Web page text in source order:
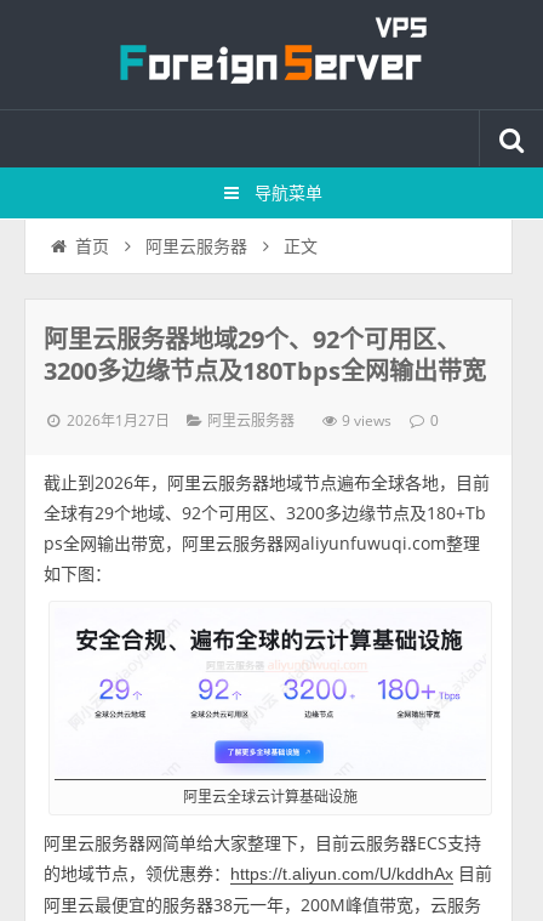
导航菜单
首页 阿里云服务器 正文
阿里云服务器地域29个、92个可用区、
3200多边缘节点及180Tbps全网输出带宽
2026年1月27日 阿里云服务器 9 views 0
截止到2026年，阿里云服务器地域节点遍布全球各地，目前
全球有29个地域、92个可用区、3200多边缘节点及180+Tb
ps全网输出带宽，阿里云服务器网aliyunfuwuqi.com整理
如下图：
阿里云全球云计算基础设施
阿里云服务器网简单给大家整理下，目前云服务器ECS支持
的地域节点，领优惠券：
https://t.aliyun.com/U/kddhAx 目前
阿里云最便宜的服务器38元一年，200M峰值带宽，云服务